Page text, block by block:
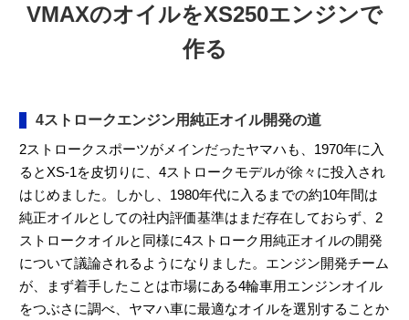
VMAXのオイルをXS250エンジンで
作る
4ストロークエンジン用純正オイル開発の道
2ストロークスポーツがメインだったヤマハも、1970年に入
るとXS-1を皮切りに、4ストロークモデルが徐々に投入され
はじめました。しかし、1980年代に入るまでの約10年間は
純正オイルとしての社内評価基準はまだ存在しておらず、2
ストロークオイルと同様に4ストローク用純正オイルの開発
について議論されるようになりました。エンジン開発チーム
が、まず着手したことは市場にある4輪車用エンジンオイル
をつぶさに調べ、ヤマハ車に最適なオイルを選別することか